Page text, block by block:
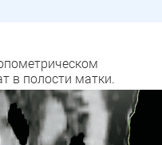
в полости матки.